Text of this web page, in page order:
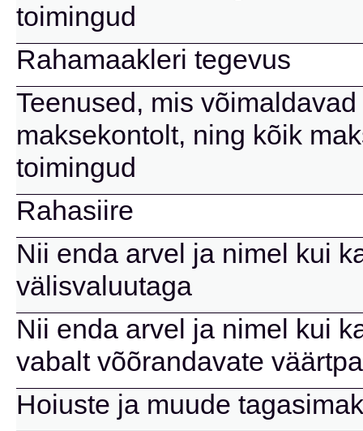
toimingud
Rahamaakleri tegevus
Teenused, mis
maksekontolt, ning kõik
toimingud
Rahasiire
Nii enda arvel ja nimel kui
välisvaluutaga
Nii enda arvel ja nimel kui
vabalt võõrandavate
Hoiuste ja muude